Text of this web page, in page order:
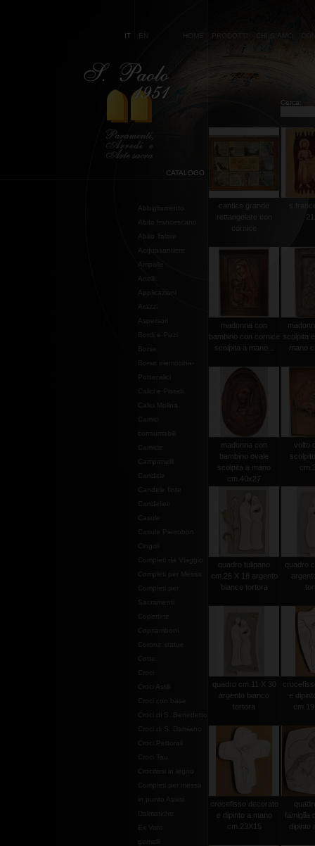
IT EN HOME PRODOTTI CHI SIAMO
Cerca:
CATALOGO
Abbigliamento
Abito francescano
Abito Talare
Acquasantiere
Ampolle
Anelli
Applicazioni
Arazzi
Aspersori
Bordi e Pizzi
Borse
Borse elemosina-
Portacalici
Calici e Pissidi
Calici Molina
Campanelli
Candele
Candele finte
Candelieri
Casule
Casule Pietrobon
Cingoli
Completi da Viaggio
Completi per Messa
Completi per
Sacramenti
Copertine
Copriamboni
Corone statue
Cotte
Croci
Croci Astili
Croci con base
Croci di S. Benedetto
Croci di S. Damiano
Croci Pettorali
Croci Tau
Crocifissi in legno
Completi per messa
in punto Assisi
Dalmatiche
Ex Voto
gemelli
cantico grande
rettangolare con
cornice
madonna con
bambino con cornice
scolpita a mano...
scolpita
mano
madonna con
bambino ovale
scolpita a mano
cm.40x27
volto
quadro tulipano
cm.26 X 18 argento
bianco tortora
quadro
quadro cm.11 X 30
argento bianco
tortora
e
crocefisso decorato
e dipinto a mano
cm.23X15
famiglia
dipinto